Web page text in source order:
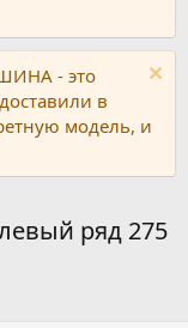
- это
в
модель, и
ряд 275